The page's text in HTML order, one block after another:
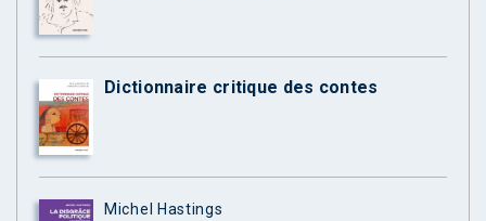
Dictionnaire critique des contes
Michel Hastings